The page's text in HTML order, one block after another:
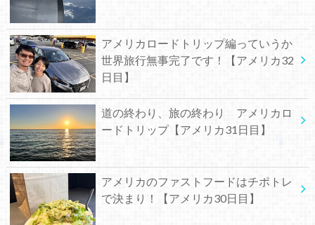
アメリカロードトリップ編っていうか
世界旅行無事完了です！【アメリカ32
日目】
道の終わり、旅の終わり アメリカロ
ードトリップ【アメリカ31日目】
アメリカのファストフードはチポトレ
で決まり！【アメリカ30日目】